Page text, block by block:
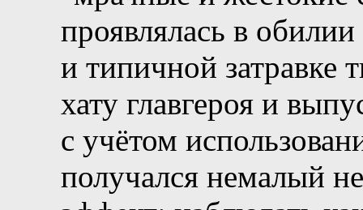
проявлялась в
и типичной затравке
хату главгероя и
с учётом
получался немалый